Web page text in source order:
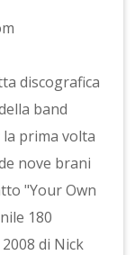
discografica
band
la prima volta
nove brani
"Your Own
180
di Nick